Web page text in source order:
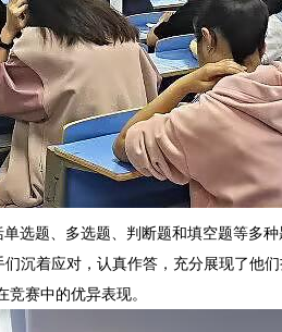
选题、多选题、判断题和填空题等多
们沉着应对，认真作答，充分展现了他
赛中的优异表现。